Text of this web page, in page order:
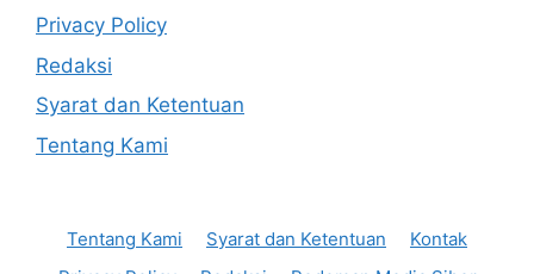
Privacy Policy
Redaksi
Syarat dan Ketentuan
Tentang Kami
Tentang Kami Syarat dan Ketentuan
Kontak